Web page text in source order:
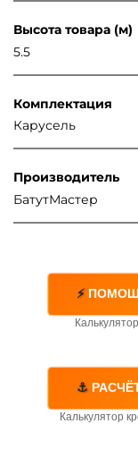
Высота товара (м)
5.5
Комплектация
Карусель
Производитель
БатутМастер
⚡
⚓
Калькулятор